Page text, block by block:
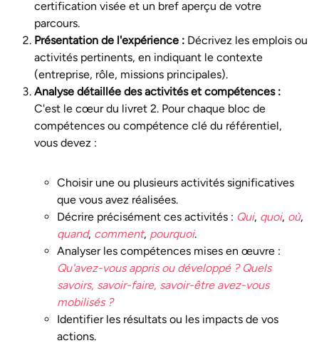
certification visée et un bref aperçu de votre
parcours.
Présentation de l'expérience : Décrivez les emplois ou
activités pertinents, en indiquant le contexte
(entreprise, rôle, missions principales).
Analyse détaillée des activités et compétences :
C'est le cœur du livret 2. Pour chaque bloc de
compétences ou compétence clé du référentiel,
vous devez :
Choisir une ou plusieurs activités significatives
que vous avez réalisées.
Décrire précisément ces activités : Qui, quoi, où,
quand, comment, pourquoi.
Analyser les compétences mises en œuvre :
Qu'avez-vous appris ou développé ? Quels
savoirs, savoir-faire, savoir-être avez-vous
mobilisés ?
Identifier les résultats ou les impacts de vos
actions.